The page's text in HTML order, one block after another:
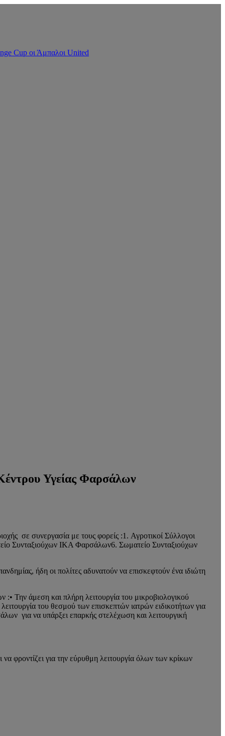
Cup οι Άμπαλοι United
Υγείας Φαρσάλων
σε συνεργασία με τους φορείς :1. Αγροτικοί Σύλλογοι
Συνταξιούχων ΙΚΑ Φαρσάλων6. Σωματείο Συνταξιούχων
ήδη οι πολίτες αδυνατούν να επισκεφτούν ένα ιδιώτη
Την άμεση και πλήρη λειτουργία του μικροβιολογικού
του θεσμού των επισκεπτών ιατρών ειδικοτήτων για
για να υπάρξει επαρκής στελέχωση και λειτουργική
φροντίζει για την εύρυθμη λειτουργία όλων των κρίκων